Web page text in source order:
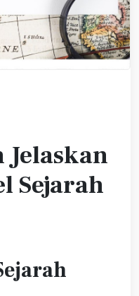
Jelaskan
Sejarah